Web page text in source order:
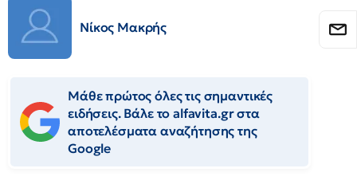
Νίκος Μακρής
Μάθε πρώτος όλες τις σημαντικές
ειδήσεις. Βάλε το alfavita.gr στα
αποτελέσματα αναζήτησης της
Google